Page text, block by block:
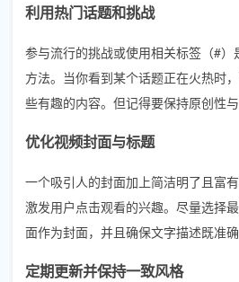
利用热门话题和挑战
参与流行的挑战或使用相关标签（#
方法。当你看到某个话题正在火热时
些有趣的内容。但记得要保持原创性与
优化视频封面与标题
一个吸引人的封面加上简洁明了且富
激发用户点击观看的兴趣。尽量选择
面作为封面，并且确保文字描述既准确
定期更新并保持一致风格